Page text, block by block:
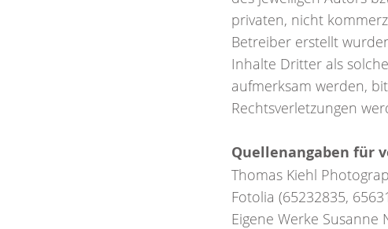
privaten, nicht
Betreiber erstellt
Inhalte Dritter als
aufmerksam werden,
Rechtsverletzungen
Quellenangaben für
Thomas Kiehl
Fotolia (65232835,
Eigene Werke Susanne